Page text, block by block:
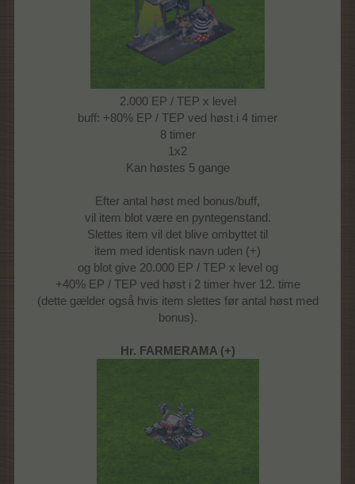
2.000 EP / TEP x level
buff: +80% EP / TEP ved høst i 4 timer
8 timer
1x2
Kan høstes 5 gange
Efter antal høst med bonus/buff,
vil item blot være en pyntegenstand.
Slettes item vil det blive ombyttet til
item med identisk navn uden (+)
og blot give 20.000 EP / TEP x level og
+40% EP / TEP ved høst i 2 timer hver 12. time
(dette gælder også hvis item slettes før antal høst med
bonus).
Hr. FARMERAMA (+)